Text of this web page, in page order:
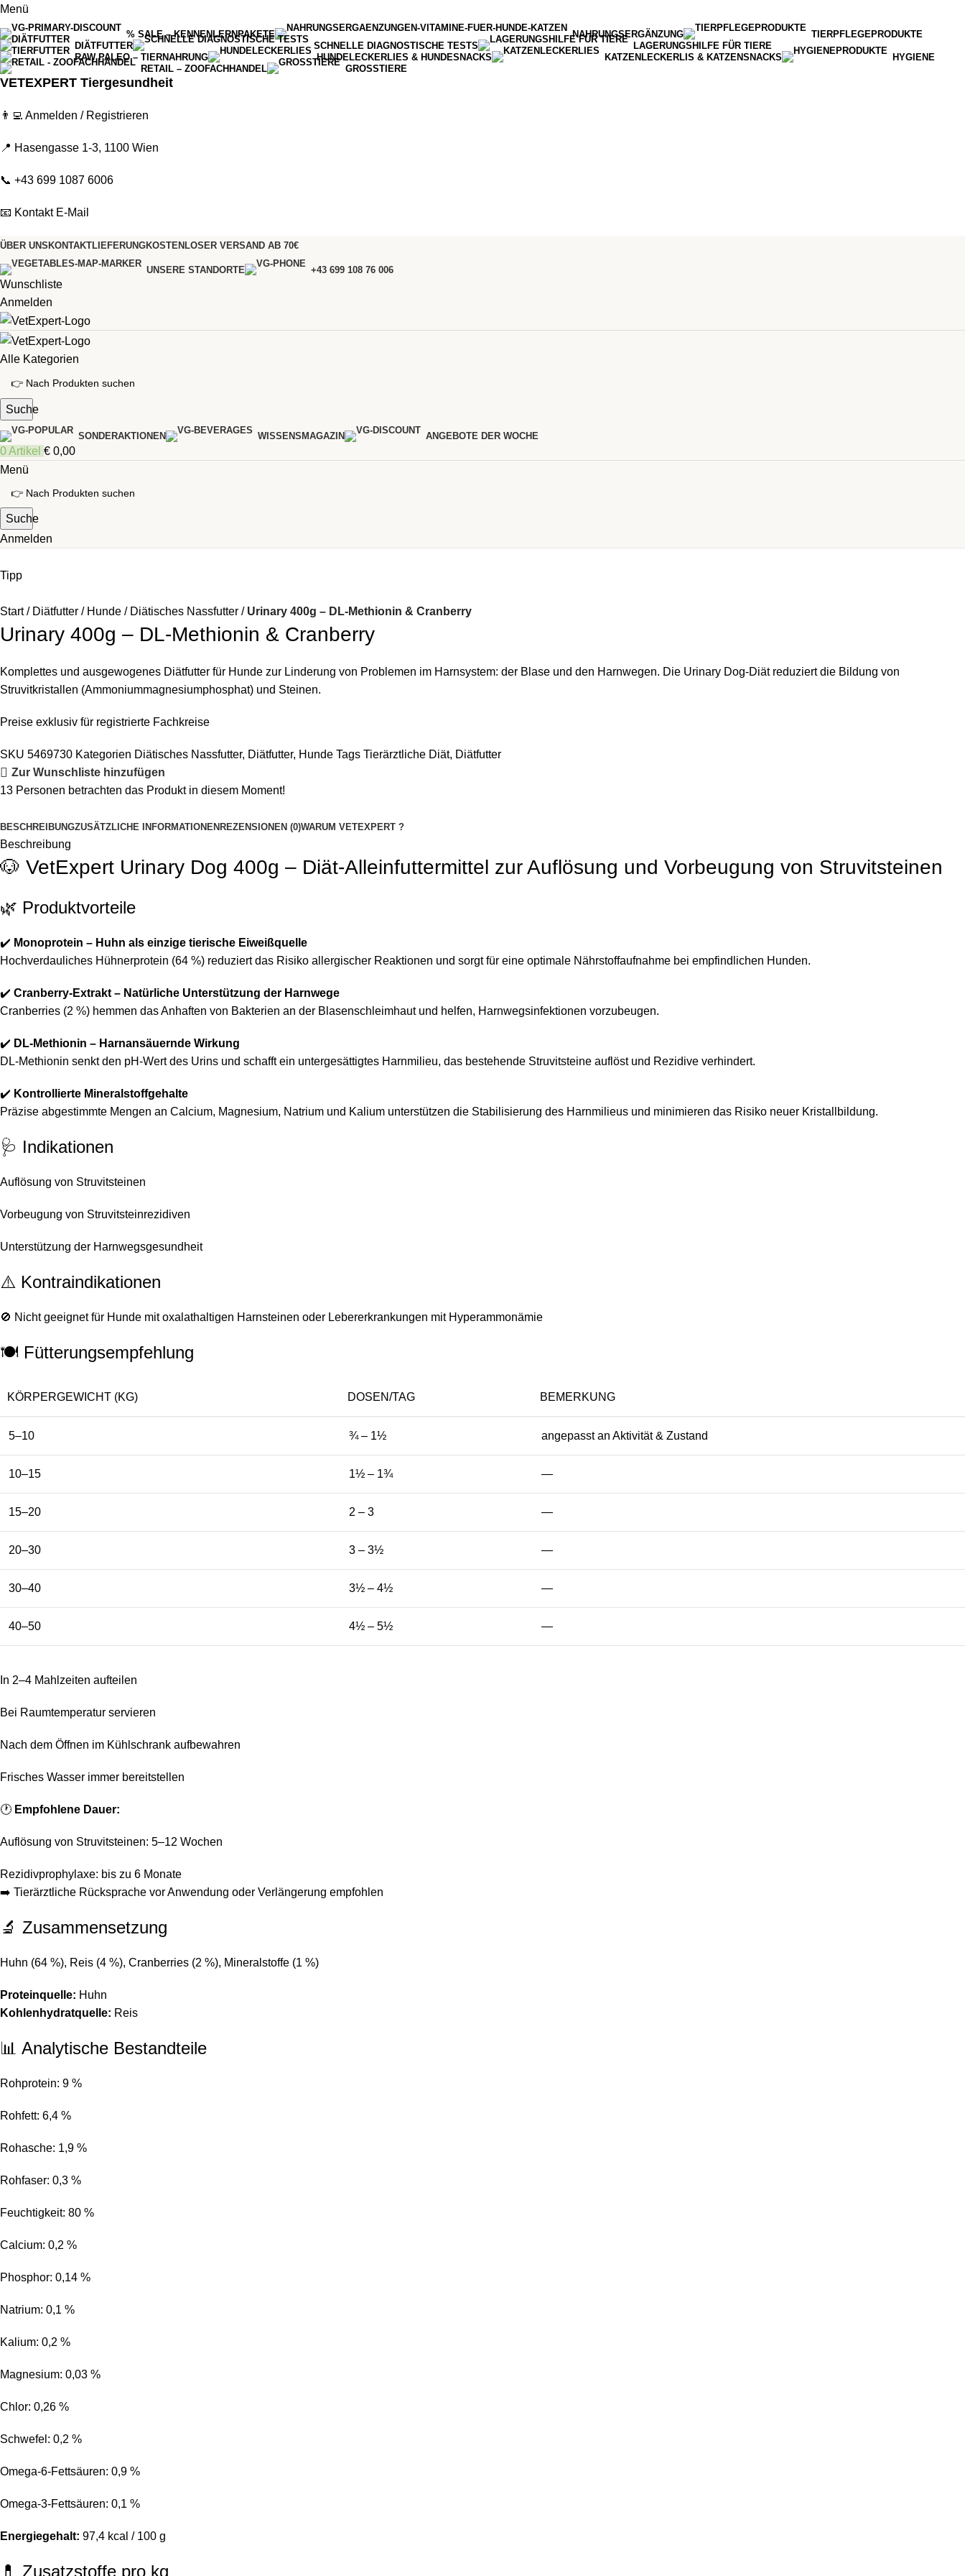
Menü
% SALE – KENNENLERNPAKETE NAHRUNGSERGÄNZUNG
TIERPFLEGEPRODUKTE
DIÄTFUTTER
SCHNELLE DIAGNOSTISCHE TESTS
LAGERUNGSHILFE FÜR TIERE
RAW PALEO – TIERNAHRUNG
HUNDELECKERLIES & HUNDESNACKS KATZENLECKERLIS & KATZENSNACKS
HYGIENE
RETAIL – ZOOFACHHANDEL
GROSSTIERE
VETEXPERT Tiergesundheit
👨‍💻 Anmelden / Registrieren
📍 Hasengasse 1-3, 1100 Wien
📞 +43 699 1087 6006
📧 Kontakt E-Mail
ÜBER UNS KONTAKTLIEFERUNGKOSTENLOSER VERSAND AB 70€
UNSERE STANDORTE +43 699 108 76 006
Wunschliste
Anmelden
Alle Kategorien
Suche
SONDERAKTIONEN WISSENSMAGAZIN ANGEBOTE DER WOCHE
0Artikel € 0,00
Menü
Suche
Anmelden
Tipp
Start Diätfutter Hunde Diätisches Nassfutter Urinary 400g – DL-Methionin & Cranberry
Urinary 400g – DL-Methionin & Cranberry
Komplettes und ausgewogenes Diätfutter für Hunde zur Linderung von Problemen im Harnsystem: der Blase und den Harnwegen. Die Urinary Dog-Diät reduziert die Bildung von
Struvitkristallen (Ammoniummagnesiumphosphat) und Steinen.
Preise exklusiv für registrierte Fachkreise
SKU 5469730 Kategorien Diätisches Nassfutter, Diätfutter, Hunde Tags Tierärztliche Diät, Diätfutter
Zur Wunschliste hinzufügen
13 Personen betrachten das Produkt in diesem Moment!
BESCHREIBUNGZUSÄTZLICHE INFORMATIONENREZENSIONEN (0)WARUM VETEXPERT ?
Beschreibung
🐶 VetExpert Urinary Dog 400g – Diät-Alleinfuttermittel zur Auflösung und Vorbeugung von Struvitsteinen
🌿 Produktvorteile
✔️ Monoprotein – Huhn als einzige tierische Eiweißquelle
Hochverdauliches Hühnerprotein (64 %) reduziert das Risiko allergischer Reaktionen und sorgt für eine optimale Nährstoffaufnahme bei empfindlichen Hunden.
✔️ Cranberry-Extrakt – Natürliche Unterstützung der Harnwege
Cranberries (2 %) hemmen das Anhaften von Bakterien an der Blasenschleimhaut und helfen, Harnwegsinfektionen vorzubeugen.
✔️ DL-Methionin – Harnansäuernde Wirkung
DL-Methionin senkt den pH-Wert des Urins und schafft ein untergesättigtes Harnmilieu, das bestehende Struvitsteine auflöst und Rezidive verhindert.
✔️ Kontrollierte Mineralstoffgehalte
Präzise abgestimmte Mengen an Calcium, Magnesium, Natrium und Kalium unterstützen die Stabilisierung des Harnmilieus und minimieren das Risiko neuer Kristallbildung.
🩺 Indikationen
Auflösung von Struvitsteinen
Vorbeugung von Struvitsteinrezidiven
Unterstützung der Harnwegsgesundheit
⚠️ Kontraindikationen
🚫 Nicht geeignet für Hunde mit oxalathaltigen Harnsteinen oder Lebererkrankungen mit Hyperammonämie
🍽️ Fütterungsempfehlung
KÖRPERGEWICHT (KG) DOSEN/TAG BEMERKUNG
5–10 ¾ – 1½ angepasst an Aktivität & Zustand
10–15 1½ – 1¾ —
15–20 2 – 3 —
20–30 3 – 3½ —
30–40 3½ – 4½ —
40–50 4½ – 5½ —
In 2–4 Mahlzeiten aufteilen
Bei Raumtemperatur servieren
Nach dem Öffnen im Kühlschrank aufbewahren
Frisches Wasser immer bereitstellen
🕐 Empfohlene Dauer:
Auflösung von Struvitsteinen: 5–12 Wochen
Rezidivprophylaxe: bis zu 6 Monate
➡️ Tierärztliche Rücksprache vor Anwendung oder Verlängerung empfohlen
🔬 Zusammensetzung
Huhn (64 %), Reis (4 %), Cranberries (2 %), Mineralstoffe (1 %)
Proteinquelle: Huhn
Kohlenhydratquelle: Reis
📊 Analytische Bestandteile
Rohprotein: 9 %
Rohfett: 6,4 %
Rohasche: 1,9 %
Rohfaser: 0,3 %
Feuchtigkeit: 80 %
Calcium: 0,2 %
Phosphor: 0,14 %
Natrium: 0,1 %
Kalium: 0,2 %
Magnesium: 0,03 %
Chlor: 0,26 %
Schwefel: 0,2 %
Omega-6-Fettsäuren: 0,9 %
Omega-3-Fettsäuren: 0,1 %
Energiegehalt: 97,4 kcal / 100 g
💊 Zusatzstoffe pro kg